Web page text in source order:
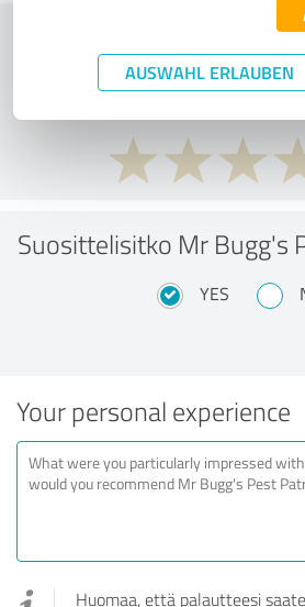
AUSWAHL ERLAUBEN
What do you think
performance
Suosittelisitko Mr Bugg's
YES
Your personal experience
Huomaa, että palautteesi